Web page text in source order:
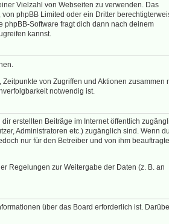
Vielzahl von Webseiten zu verwenden. Das
phpBB Limited oder ein Dritter
phpBB-Software fragt dich dann nach deinem
kannst.
von Zugriffen und Aktionen zusammen
notwendig ist.
erstellten Beiträge im Internet öffentlich
Administratoren etc.) zugänglich sind. Wenn du
nur für den Betreiber und von ihm beauftragte
Regelungen zur Weitergabe der Daten (z. B. an
über das Board erforderlich ist.